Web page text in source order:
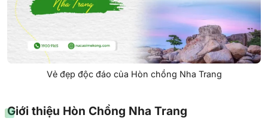
Vẻ đẹp độc đáo của Hòn chồng Nha Trang
Giới thiệu Hòn Chồng Nha Trang